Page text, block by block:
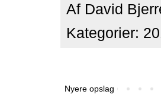
Af David
Kategorier:
Nyere opslag